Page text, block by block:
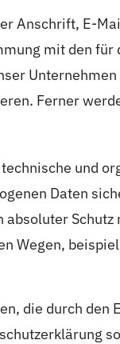
Anschrift, E-
mit den für
Ferner
und
Daten
Wegen,
die durch